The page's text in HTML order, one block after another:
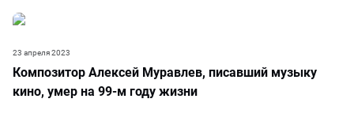
Композитор Алексей Муравлев, писавший музыку
кино, умер на 99-м году жизни
23 апреля 2023